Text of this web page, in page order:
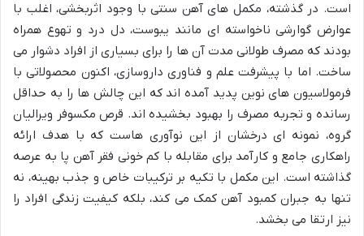
است. در گذشته، مکمل های آهن سنتی با وجود اثربخشی، اغلب با
عوارض گوارشی ناخواسته ای مانند یبوست، دل درد و تهوع همراه
بودند که مصرف طولانی مدت آن ها را برای بسیاری از افراد دشوار می
ساخت. اما با پیشرفت علم و فناوری داروسازی، اکنون محصولاتی با
فرمولاسیون های نوین پدید آمده اند که این چالش ها را به حداقل
رسانده و تجربه مصرف را بهبود بخشیده اند. قرص مکسوفر ویرالیان
گروه، نمونه ای درخشان از این نوآوری هاست که با هدف ارائه
راهکاری جامع و کارآمد برای مقابله با کم خونی فقر آهن پا به عرصه
گذاشته است. این مکمل با تکیه بر ترکیبات خاص و جذب بهینه، نه
تنها به جبران کمبود آهن کمک می کند، بلکه کیفیت زندگی افراد را
نیز ارتقا می بخشد.